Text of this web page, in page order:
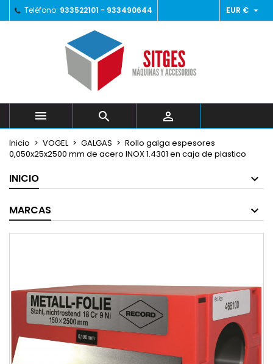
Teléfono: 933522101 - 933490644 EUR € 
  
Inicio VOGEL GALGAS
Rollo galga espesores
0,050x25x2500 mm de acero INOX 1.4301 en caja de plastico
INICIO
MARCAS
Añadir a la lista de deseos ×
add_circle_outlineCrear nueva lista
((title)) ×
((cancelText))
Iniciar sesión ×
Debe iniciar sesión para guardar productos en su
lista de deseos.
((cancelText)) ((loginText))